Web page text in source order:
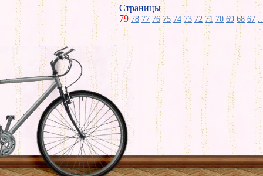
Страницы
79 78 77 76 75 74 73 72 71 70 69 68 67